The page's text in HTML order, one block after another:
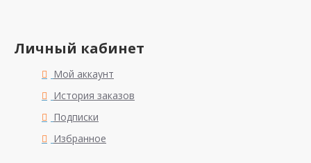
Личный кабинет
Мой аккаунт
История заказов
Подписки
Избранное